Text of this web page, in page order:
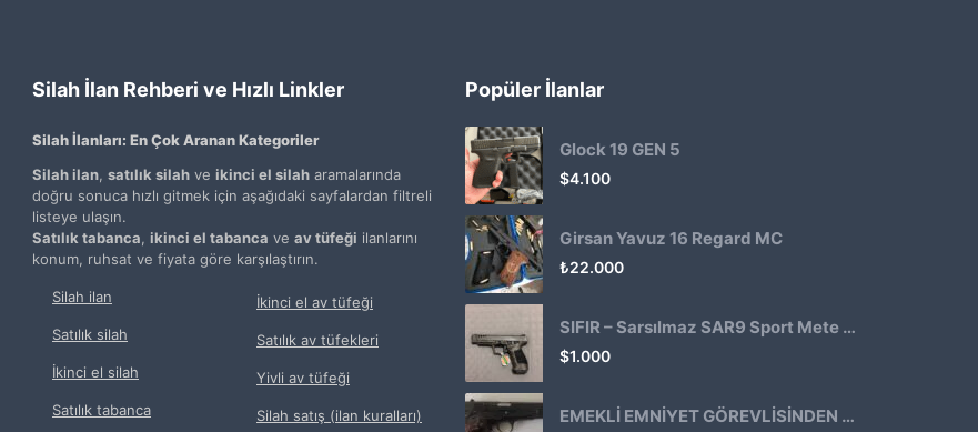
Silah İlan Rehberi ve Hızlı Linkler
Silah İlanları: En Çok Aranan Kategoriler
Silah ilan satılık silah ve ikinci el silah aramalarında
doğru sonuca hızlı gitmek için aşağıdaki sayfalardan filtreli
listeye ulaşın.
Satılık tabanca ikinci el tabanca ve av tüfeği ilanlarını
konum, ruhsat ve fiyata göre karşılaştırın.
Silah ilan
Satılık silah
İkinci el silah
Satılık tabanca
İkinci el av tüfeği
Satılık av tüfekleri
Yivli av tüfeği
Silah satış (ilan kuralları)
Popüler İlanlar
Glock 19 GEN 5
$4.100
Girsan Yavuz 16 Regard MC
₺22.000
SIFIR – Sarsılmaz SAR9 Sport Mete Haki
$1.000
EMEKLİ EMNİYET GÖREVLİSİNDEN ATMACA 53 KLASİK14